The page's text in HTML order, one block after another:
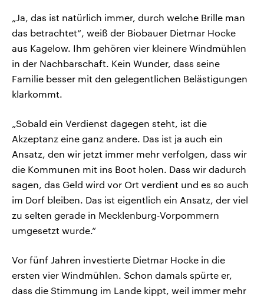
„Ja, das ist natürlich immer, durch welche Brille man
das betrachtet“, weiß der Biobauer Dietmar Hocke
aus Kagelow. Ihm gehören vier kleinere Windmühlen
in der Nachbarschaft. Kein Wunder, dass seine
Familie besser mit den gelegentlichen Belästigungen
klarkommt.
„Sobald ein Verdienst dagegen steht, ist die
Akzeptanz eine ganz andere. Das ist ja auch ein
Ansatz, den wir jetzt immer mehr verfolgen, dass wir
die Kommunen mit ins Boot holen. Dass wir dadurch
sagen, das Geld wird vor Ort verdient und es so auch
im Dorf bleiben. Das ist eigentlich ein Ansatz, der viel
zu selten gerade in Mecklenburg-Vorpommern
umgesetzt wurde.“
Vor fünf Jahren investierte Dietmar Hocke in die
ersten vier Windmühlen. Schon damals spürte er,
dass die Stimmung im Lande kippt, weil immer mehr